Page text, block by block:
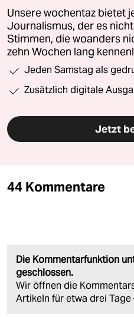
Unsere wochentaz bietet
Journalismus, der es
Stimmen, die woanders
zehn Wochen lang
Jeden Samstag als
Zusätzlich digitale
Jetzt
44 Kommentare
Die Kommentarfunktion
geschlossen.
Wir öffnen die
Artikeln für etwa drei Tage